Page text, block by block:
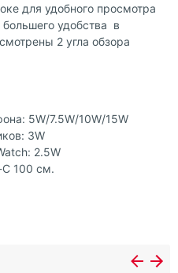
для удобного просмотра
удобства в
2 угла обзора
5W/7.5W/10W/15W
3W
2.5W
C 100 см.